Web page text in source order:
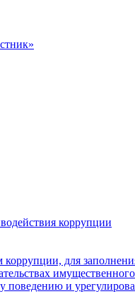
коррупции
для
и